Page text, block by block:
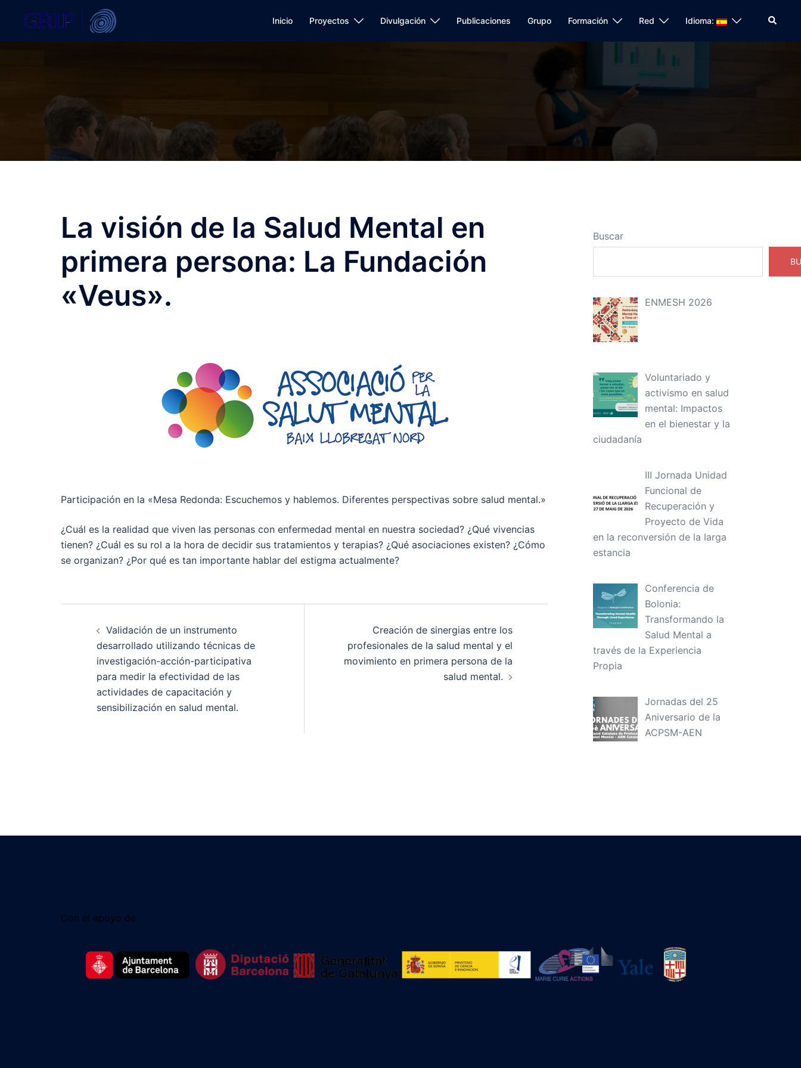
Inicio Proyectos Divulgación Publicaciones Grupo Formación Red Idioma: Buscar
La visión de la Salud Mental en
primera persona: La Fundación
«Veus».
Participación en la «Mesa Redonda: Escuchemos y hablemos. Diferentes perspectivas sobre salud mental.»
¿Cuál es la realidad que viven las personas con enfermedad mental en nuestra sociedad? ¿Qué vivencias
tienen? ¿Cuál es su rol a la hora de decidir sus tratamientos y terapias? ¿Qué asociaciones existen? ¿Cómo
se organizan? ¿Por qué es tan importante hablar del estigma actualmente?
entradas
Validación de un instrumento
desarrollado utilizando técnicas de
investigación-acción-participativa
para medir la efectividad de las
actividades de capacitación y
sensibilización en salud mental.
Creación de sinergias entre los
profesionales de la salud mental y el
movimiento en primera persona de la
salud mental.
Buscar
ENMESH 2026
Voluntariado y
activismo en salud
mental: Impactos
en el bienestar y la
ciudadanía
III Jornada Unidad
Funcional de
Recuperación y
Proyecto de Vida
en la reconversión de la larga
estancia
Conferencia de
Bolonia:
Transformando la
Salud Mental a
través de la Experiencia
Propia
Jornadas del 25
Aniversario de la
ACPSM-AEN
Con el apoyo de